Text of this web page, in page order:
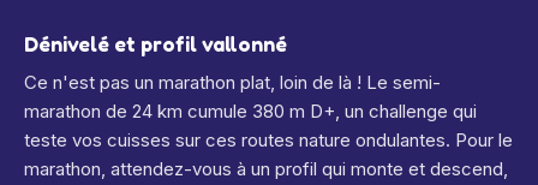
Dénivelé et profil vallonné
Ce n'est pas un marathon plat, loin de là ! Le semi-
marathon de 24 km cumule 380 m D+, un challenge qui
teste vos cuisses sur ces routes nature ondulantes. Pour le
marathon, attendez-vous à un profil qui monte et descend,